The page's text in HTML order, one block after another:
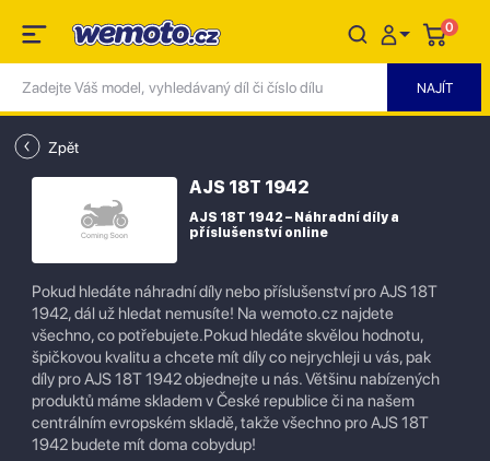
0
Zpět
AJS 18T 1942
AJS 18T 1942 – Náhradní díly a
příslušenství online
Pokud hledáte náhradní díly nebo příslušenství pro AJS 18T
1942, dál už hledat nemusíte! Na wemoto.cz najdete
všechno, co potřebujete.Pokud hledáte skvělou hodnotu,
špičkovou kvalitu a chcete mít díly co nejrychleji u vás, pak
díly pro AJS 18T 1942 objednejte u nás. Většinu nabízených
produktů máme skladem v České republice či na našem
centrálním evropském skladě, takže všechno pro AJS 18T
1942 budete mít doma cobydup!